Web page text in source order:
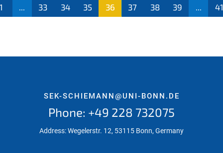
1 33 34 35
36
37 38 39 41
SEK-SCHIEMANN@UNI-BONN.DE
Phone: +49 228 732075
Address: Wegelerstr. 12, 53115 Bonn, Germany